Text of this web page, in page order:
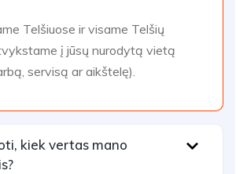
Telšiuose ir visame Telšių
į jūsų nurodytą vietą
servisą ar aikštelę).
kiek vertas mano